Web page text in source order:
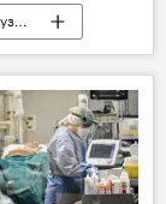
Коронавирус дар Русия ва ҷаҳон: охирин хабару гузоришҳо